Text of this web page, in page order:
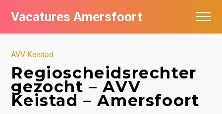
Vacatures Amersfoort
AVV Keistad
Regioscheidsrechter
gezocht – AVV
Keistad – Amersfoort
Vacatures per bedrijf
Nieuwsbrief feed